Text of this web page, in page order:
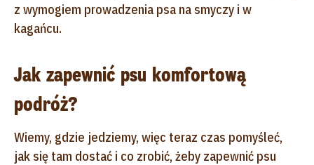
z wymogiem prowadzenia psa na smyczy i w
kagańcu.
Jak zapewnić psu komfortową
podróż?
Wiemy, gdzie jedziemy, więc teraz czas pomyśleć,
jak się tam dostać i co zrobić, żeby zapewnić psu